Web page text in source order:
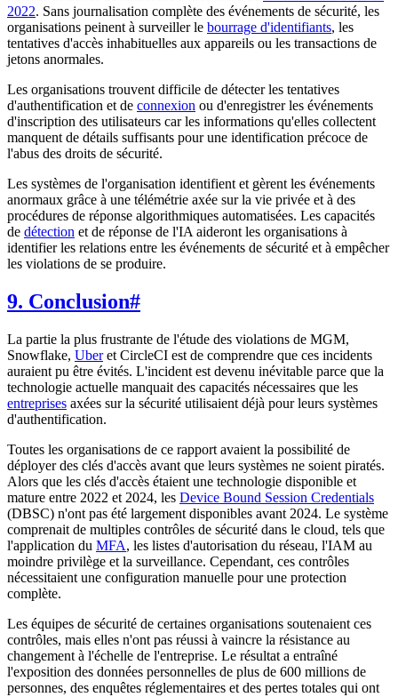
2022. Sans journalisation complète des événements de sécurité, les
organisations peinent à surveiller le bourrage d'identifiants, les
tentatives d'accès inhabituelles aux appareils ou les transactions de
jetons anormales.
Les organisations trouvent difficile de détecter les tentatives
d'authentification et de connexion ou d'enregistrer les événements
d'inscription des utilisateurs car les informations qu'elles collectent
manquent de détails suffisants pour une identification précoce de
l'abus des droits de sécurité.
Les systèmes de l'organisation identifient et gèrent les événements
anormaux grâce à une télémétrie axée sur la vie privée et à des
procédures de réponse algorithmiques automatisées. Les capacités
de détection et de réponse de l'IA aideront les organisations à
identifier les relations entre les événements de sécurité et à empêcher
les violations de se produire.
9. Conclusion#
La partie la plus frustrante de l'étude des violations de MGM,
Snowflake, Uberet CircleCI est de comprendre que ces incidents
auraient pu être évités. L'incident est devenu inévitable parce que la
technologie actuelle manquait des capacités nécessaires que les
entreprises axées sur la sécurité utilisaient déjà pour leurs systèmes
d'authentification.
Toutes les organisations de ce rapport avaient la possibilité de
déployer des clés d'accès avant que leurs systèmes ne soient piratés.
Alors que les clés d'accès étaient une technologie disponible et
mature entre 2022 et 2024, les Device Bound Session Credentials
(DBSC) n'ont pas été largement disponibles avant 2024. Le système
comprenait de multiples contrôles de sécurité dans le cloud, tels que
l'application du MFA, les listes d'autorisation du réseau, l'IAM au
moindre privilège et la surveillance. Cependant, ces contrôles
nécessitaient une configuration manuelle pour une protection
complète.
Les équipes de sécurité de certaines organisations soutenaient ces
contrôles, mais elles n'ont pas réussi à vaincre la résistance au
changement à l'échelle de l'entreprise. Le résultat a entraîné
l'exposition des données personnelles de plus de 600 millions de
personnes, des enquêtes réglementaires et des pertes totales qui ont